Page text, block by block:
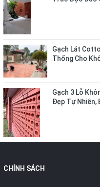
Gạch Lát
Thống Cho
Gạch 3 Lỗ
Đẹp Tự Nhiên,
CHÍNH SÁCH